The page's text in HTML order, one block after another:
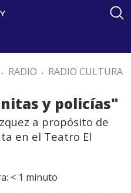
. RADIO . RADIO CULTURA
y policías"
a propósito de
en el Teatro El
< 1 minuto